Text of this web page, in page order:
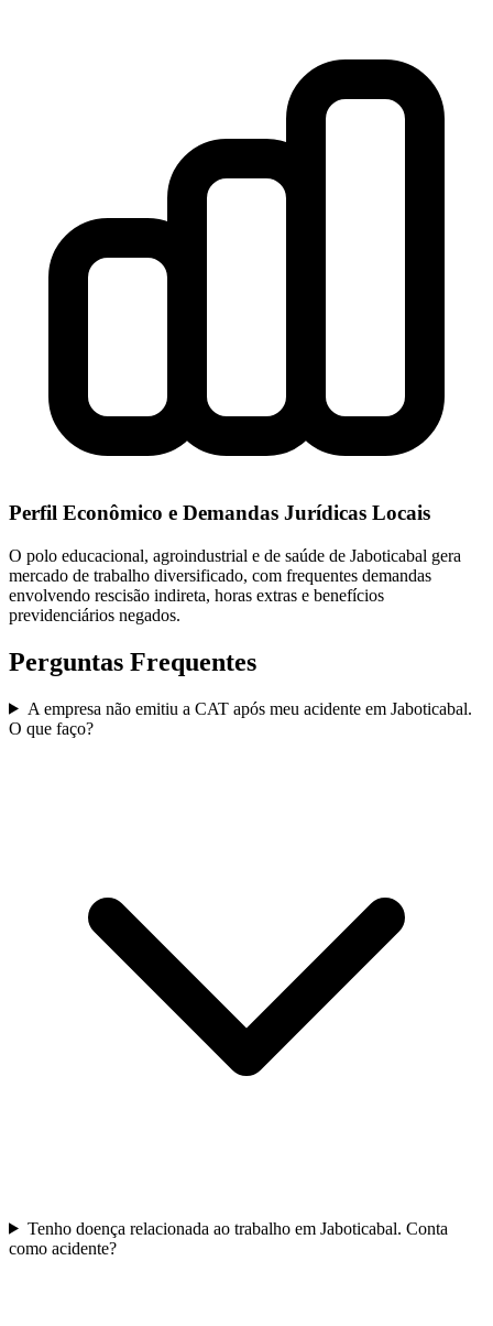
Perfil Econômico e Demandas Jurídicas Locais
O polo educacional, agroindustrial e de saúde de Jaboticabal gera
mercado de trabalho diversificado, com frequentes demandas
envolvendo rescisão indireta, horas extras e benefícios
previdenciários negados.
Perguntas Frequentes
A empresa não emitiu a CAT após meu acidente em Jaboticabal.
O que faço?
Tenho doença relacionada ao trabalho em Jaboticabal. Conta
como acidente?